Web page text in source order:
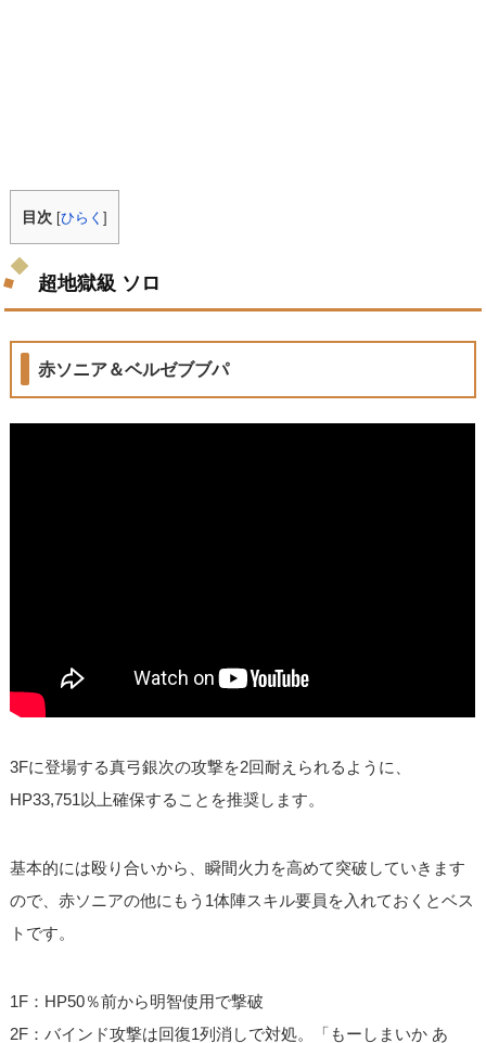
目次 [ひらく]
超地獄級 ソロ
赤ソニア＆ベルゼブブパ
3Fに登場する真弓銀次の攻撃を2回耐えられるように、
HP33,751以上確保することを推奨します。
基本的には殴り合いから、瞬間火力を高めて突破していきます
ので、赤ソニアの他にもう1体陣スキル要員を入れておくとベス
トです。
1F：HP50％前から明智使用で撃破
2F：バインド攻撃は回復1列消しで対処。「もーしまいか あ